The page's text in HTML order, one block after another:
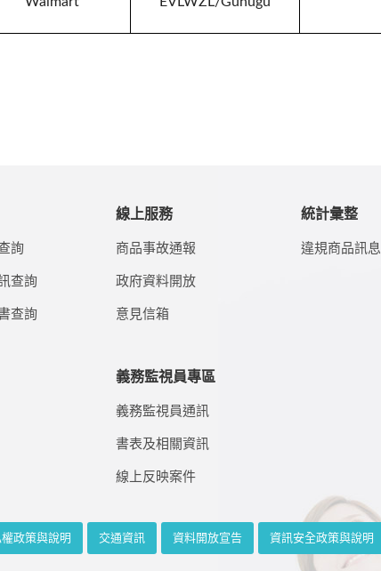
詢
查詢
查詢
線上服務
商品事故通報
政府資料開放
意見信箱
統計彙整
違規商品訊息
義務監視員專區
義務監視員通訊
書表及相關資訊
線上反映案件
政策與說明 交通資訊 資料開放宣告 資訊安全政策與說明